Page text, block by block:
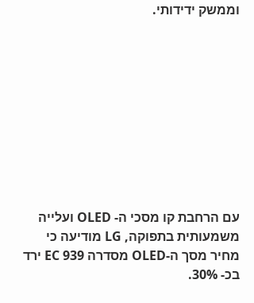
וממשק ידידותי.
עם הרחבת קו מסכי ה- OLED ועלייה
משמעותית בתפוקה, LG מודיעה כי
מחיר מסך ה-OLED מסדרה 939 EC ירד
בכ- 30%.